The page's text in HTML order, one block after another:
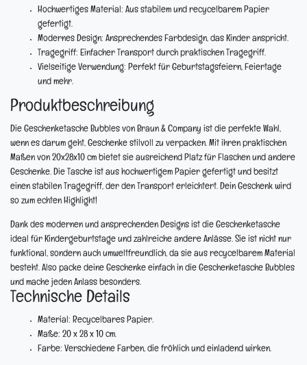
Hochwertiges Material: Aus stabilem und recycelbarem Papier
gefertigt.
Modernes Design: Ansprechendes Farbdesign, das Kinder anspricht.
Tragegriff: Einfacher Transport durch praktischen Tragegriff.
Vielseitige Verwendung: Perfekt für Geburtstagsfeiern, Feiertage
und mehr.
Produktbeschreibung
Die Geschenketasche Bubbles von Braun & Company ist die perfekte Wahl,
wenn es darum geht, Geschenke stilvoll zu verpacken. Mit ihren praktischen
Maßen von 20x28x10 cm bietet sie ausreichend Platz für Flaschen und andere
Geschenke. Die Tasche ist aus hochwertigem Papier gefertigt und besitzt
einen stabilen Tragegriff, der den Transport erleichtert. Dein Geschenk wird
so zum echten Highlight!
Dank des modernen und ansprechenden Designs ist die Geschenketasche
ideal für Kindergeburtstage und zahlreiche andere Anlässe. Sie ist nicht nur
funktional, sondern auch umweltfreundlich, da sie aus recycelbarem Material
besteht. Also packe deine Geschenke einfach in die Geschenketasche Bubbles
und mache jeden Anlass besonders.
Technische Details
Material: Recycelbares Papier.
Maße: 20 x 28 x 10 cm.
Farbe: Verschiedene Farben, die fröhlich und einladend wirken.